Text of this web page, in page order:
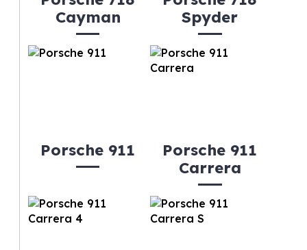
Cayman
Spyder
Porsche 911
Porsche 911
Carrera